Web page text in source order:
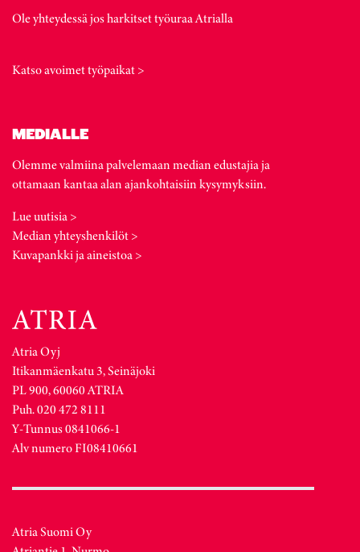
Ole yhteydessä jos harkitset työuraa Atrialla
Katso avoimet työpaikat >
MEDIALLE
Olemme valmiina palvelemaan median edustajia ja
ottamaan kantaa alan ajankohtaisiin kysymyksiin.
Lue uutisia >
Median yhteyshenkilöt >
Kuvapankki ja aineistoa >
Atria Oyj
Itikanmäenkatu 3, Seinäjoki
PL 900, 60060 ATRIA
Puh. 020 472 8111
Y-Tunnus 0841066-1
Alv numero FI08410661
Atria Suomi Oy